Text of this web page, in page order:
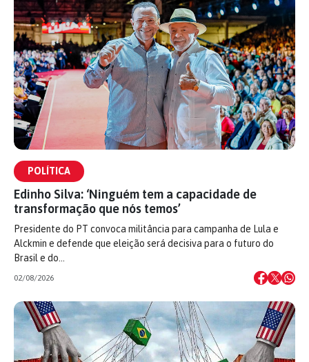
POLÍTICA
Edinho Silva: ‘Ninguém tem a capacidade de
transformação que nós temos’
Presidente do PT convoca militância para campanha de Lula e
Alckmin e defende que eleição será decisiva para o futuro do
Brasil e do…
02/08/2026